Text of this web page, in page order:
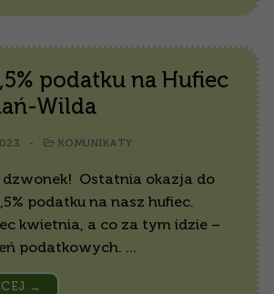
podatku na Hufiec
Wilda
- KOMUNIKATY
Ostatnia okazja do
podatku na nasz hufiec.
kwietnia, a co za tym idzie –
podatkowych. …
→